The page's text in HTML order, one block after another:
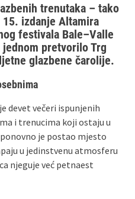
trenutaka – tako
izdanje Altamira
festivala Bale–Valle
pretvorilo Trg
glazbene čarolije.
devet večeri ispunjenih
i trenucima koji ostaju u
je postao mjesto
u jedinstvenu atmosferu
njeguje već petnaest